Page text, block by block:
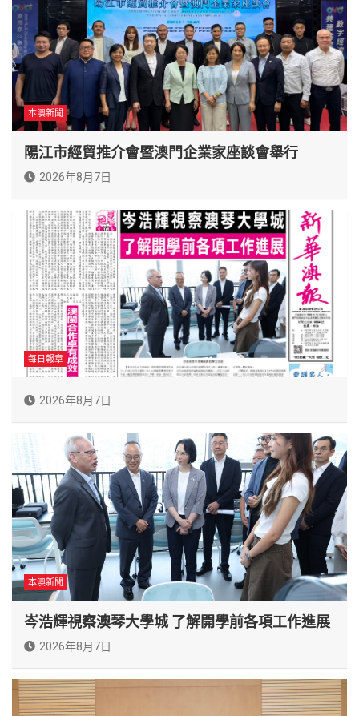
本澳新聞
陽江市經貿推介會暨澳門企業家座談會舉行
2026年8月7日
每日報章
2026年8月7日
本澳新聞
岑浩輝視察澳琴大學城 了解開學前各項工作進展
2026年8月7日